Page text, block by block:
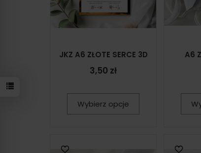
JKZ A6 ZŁOTE SERCE 3D
3,50 zł
Wybierz opcje
A6